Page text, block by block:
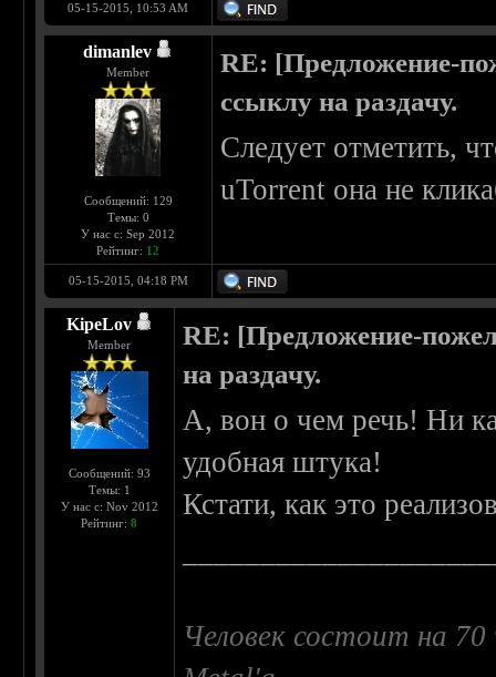
05-15-2015, 10:53 AM
dimanlev
Member
Сообщений: 129
Темы: 0
У нас с: Sep 2012
Рейтинг: 12
RE: [Предложение-
ссыклу на раздачу.
Следует отметить,
uTorrent она не
05-15-2015, 04:18 PM
KipeLov
Member
Сообщений: 93
Темы: 1
У нас с: Nov 2012
Рейтинг:8
RE: [Предложение-
на раздачу.
А, вон о чем речь! Ни
удобная штука!
Кстати, как это
Человек состоит на